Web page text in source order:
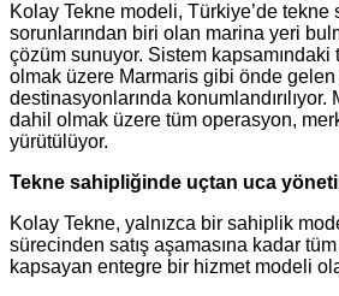
Kolay Tekne modeli, Türkiye’de
sorunlarından biri olan marina yeri
çözüm sunuyor. Sistem kapsamındaki
olmak üzere Marmaris gibi önde gelen
destinasyonlarında
dahil olmak üzere tüm operasyon,
yürütülüyor.
Tekne sahipliğinde uçtan uca
Kolay Tekne, yalnızca bir sahiplik
sürecinden satış aşamasına kadar
kapsayan entegre bir hizmet modeli